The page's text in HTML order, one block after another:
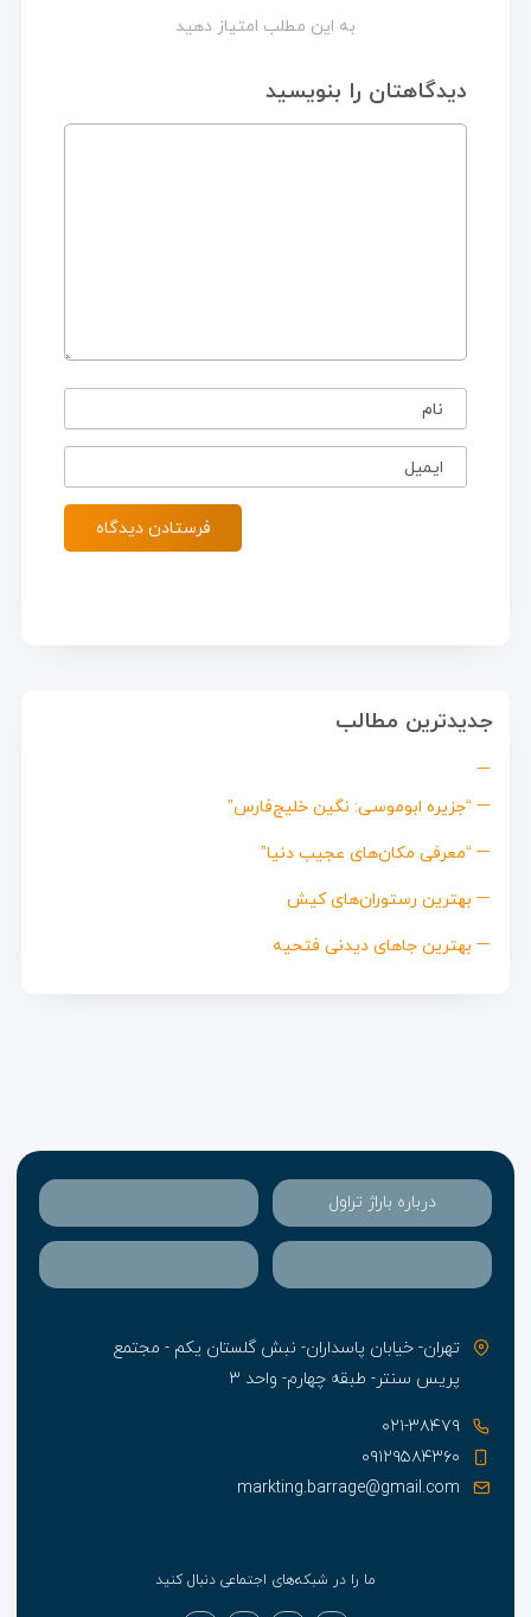
به این مطلب امتیاز دهید
دیدگاهتان را بنویسید
نام
ایمیل
جدیدترین مطالب
“جزیره ابوموسی: نگین خلیج‌فارس”
“معرفی مکان‌های عجیب دنیا”
بهترین رستوران‌های کیش
بهترین جاهای دیدنی فتحیه
درباره باراژ تراول
تهران- خیابان پاسداران- نبش گلستان یکم - مجتمع
پریس سنتر- طبقه چهارم- واحد ۳
۰۲۱-۳۸۴۷۹
۰۹۱۲۹۵۸۴۳۶۰
markting.barrage@gmail.com
ما را در شبکه‌های اجتماعی دنبال کنید